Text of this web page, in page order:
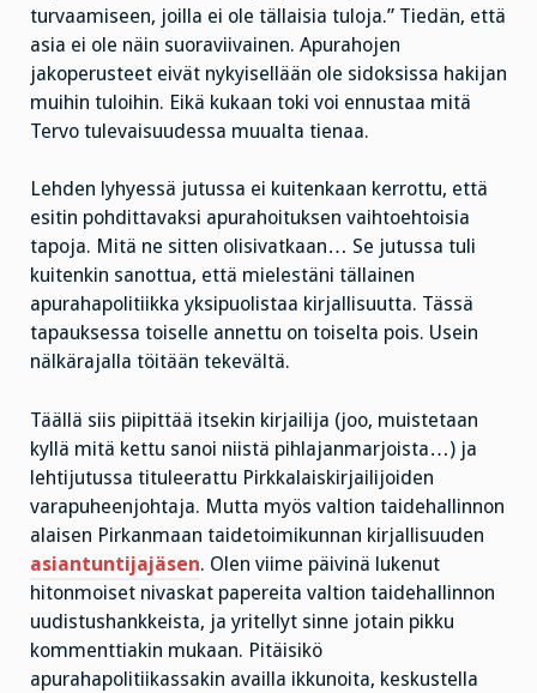
turvaamiseen, joilla ei ole tällaisia tuloja.” Tiedän, että
asia ei ole näin suoraviivainen. Apurahojen
jakoperusteet eivät nykyisellään ole sidoksissa hakijan
muihin tuloihin. Eikä kukaan toki voi ennustaa mitä
Tervo tulevaisuudessa muualta tienaa.
Lehden lyhyessä jutussa ei kuitenkaan kerrottu, että
esitin pohdittavaksi apurahoituksen vaihtoehtoisia
tapoja. Mitä ne sitten olisivatkaan… Se jutussa tuli
kuitenkin sanottua, että mielestäni tällainen
apurahapolitiikka yksipuolistaa kirjallisuutta. Tässä
tapauksessa toiselle annettu on toiselta pois. Usein
nälkärajalla töitään tekevältä.
Täällä siis piipittää itsekin kirjailija (joo, muistetaan
kyllä mitä kettu sanoi niistä pihlajanmarjoista…) ja
lehtijutussa tituleerattu Pirkkalaiskirjailijoiden
varapuheenjohtaja. Mutta myös valtion taidehallinnon
alaisen Pirkanmaan taidetoimikunnan kirjallisuuden
asiantuntijajäsen. Olen viime päivinä lukenut
hitonmoiset nivaskat papereita valtion taidehallinnon
uudistushankkeista, ja yritellyt sinne jotain pikku
kommenttiakin mukaan. Pitäisikö
apurahapolitiikassakin availla ikkunoita, keskustella